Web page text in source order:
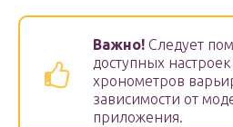
Важно! Следует
доступных
хронометров
зависимости от
приложения.